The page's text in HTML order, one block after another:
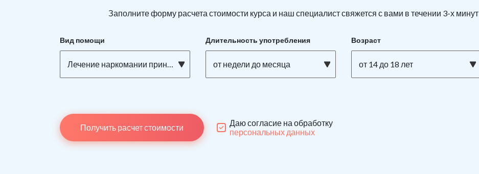
Заполните форму расчета стоимости курса и наш специалист свяжется с вами в течении 3-х минут
Вид помощи
Лечение наркомании принудительно
Длительность употребления
от недели до месяца
Возраст
от 14 до 18 лет
Получить расчет стоимости
Даю согласие на обработку
персональных данных